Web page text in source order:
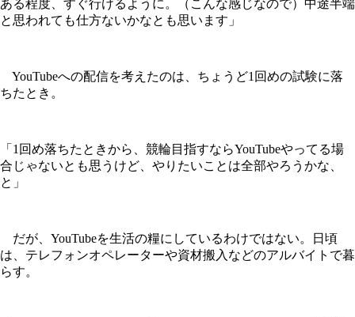
ある程度、すぐ行けるように。（こんな感じなので）中途半端
と思われても仕方ないかなとも思います」
YouTubeへの配信を考えたのは、ちょうど1回めの試験に落
ちたとき。
「1回め落ちたときから、競輪目指すならYouTubeやってる場
合じゃないとも思うけど、やりたいことは全部やろうかな、
と」
だが、YouTubeを生活の糧にしているわけではない。日頃
は、テレフォンオペレーターや資材搬入などのアルバイトで暮
らす。